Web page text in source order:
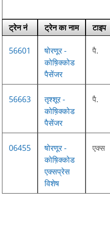
ट्रेन नं ट्रेन का नाम टाइप
56601
षोरणूर -
कोष़िक्कोड
पैसेंजर
पै.
56663
तृश्शूर -
कोष़िक्कोड
पैसेंजर
पै.
06455
षोरणूर -
कोष़िक्कोड
एक्सप्रेस
विशेष
एक्स